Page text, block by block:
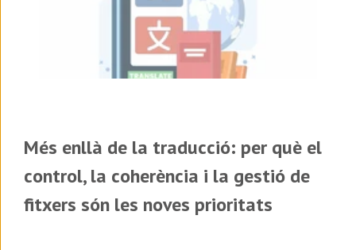
Més enllà de la traducció: per què el
control, la coherència i la gestió de
fitxers són les noves prioritats